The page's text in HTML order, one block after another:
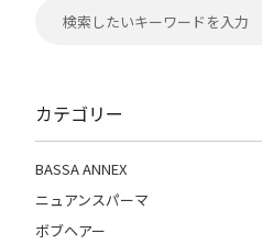
カテゴリー
BASSA ANNEX
ニュアンスパーマ
ボブヘアー